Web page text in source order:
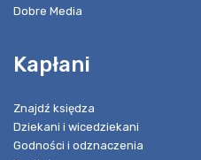
Dobre Media
Kapłani
Znajdź księdza
Dziekani i wicedziekani
Godności i odznaczenia